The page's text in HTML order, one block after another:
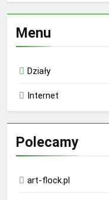
Menu
Działy
Internet
Polecamy
art-flock.pl